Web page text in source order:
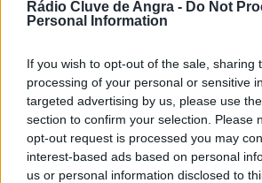
Rádio Cluve de Angra - Do Not
Personal Information
If you wish to opt-out of the sale, sharing
processing of your personal or sensitive
targeted advertising by us, please use
section to confirm your selection. Please
opt-out request is processed you may
interest-based ads based on personal
us or personal information disclosed to
PASSOU
A qualquer hora, em
› maisprogramas
EMISSÃO